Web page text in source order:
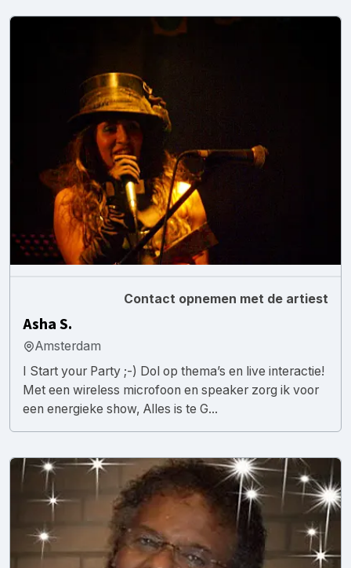
Contact opnemen met de artiest
Asha S.
Amsterdam
I Start your Party ;-) Dol op thema’s en live interactie!
Met een wireless microfoon en speaker zorg ik voor
een energieke show, Alles is te G...